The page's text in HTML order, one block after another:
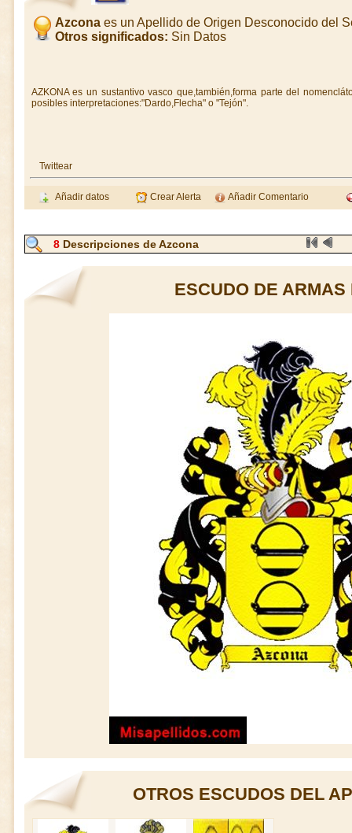
Azconaes un Apellido de Origen Desconocido del
Otros significados: Sin Datos
AZKONA es un sustantivo vasco que,también,forma parte del
posibles interpretaciones:"Dardo,Flecha" o "Tejón".
Twittear
Añadir datos Crear Alerta Añadir Comentario
8 Descripciones de Azcona
ESCUDO DE ARMAS
OTROS ESCUDOS DEL